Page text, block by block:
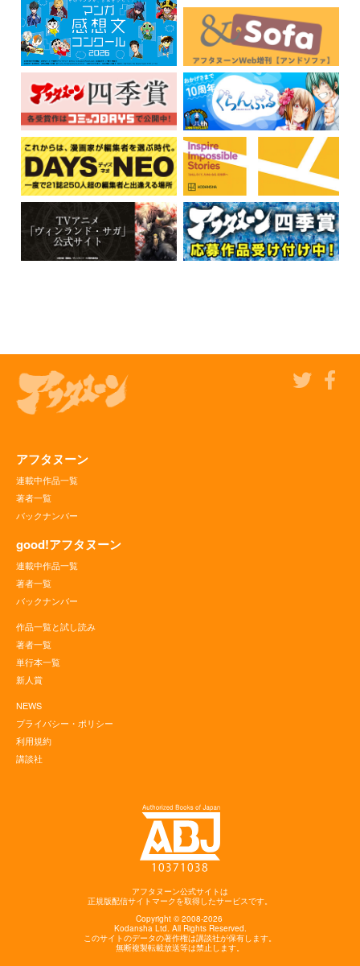
アフタヌーン
連載中作品一覧
著者一覧
バックナンバー
good!アフタヌーン
連載中作品一覧
著者一覧
バックナンバー
作品一覧と試し読み
著者一覧
単行本一覧
新人賞
NEWS
プライバシー・ポリシー
利用規約
講談社
アフタヌーン公式サイトは
正規版配信サイトマークを取得したサービスです。
Copyright © 2008-2026
KodanshaLtd. All Rights Reserved.
このサイトのデータの著作権は講談社が保有します。
無断複製転載放送等は禁止します。